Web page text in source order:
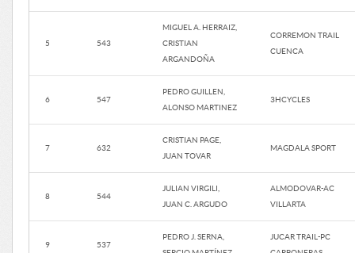
5 543
MIGUEL A. HERRAIZ,
CRISTIAN
ARGANDOÑA
CORREMON TRAIL
CUENCA
6 547
PEDRO GUILLEN,
ALONSO MARTINEZ
3HCYCLES
7 632
CRISTIAN PAGE,
JUAN TOVAR
MAGDALA SPORT
8 544
JULIAN VIRGILI,
JUAN C. ARGUDO
ALMODOVAR-AC
VILLARTA
9 537
PEDRO J. SERNA,
JUCAR TRAIL-PC